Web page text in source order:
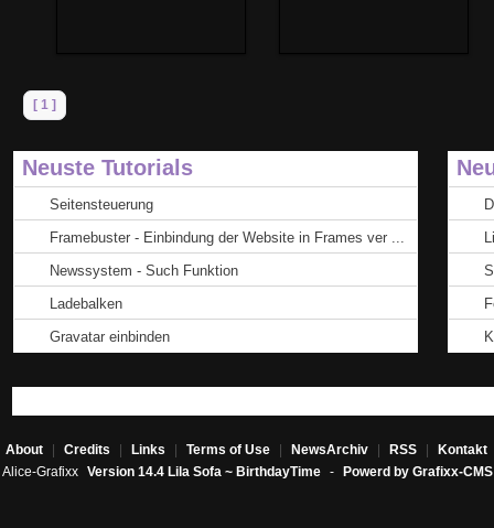
[ 1 ]
Neuste Tutorials
Seitensteuerung
Framebuster - Einbindung der Website in Frames ver ...
Newssystem - Such Funktion
Ladebalken
Gravatar einbinden
About Credits Links Terms of Use NewsArchiv RSS Kontakt
Alice-Grafixx Version 14.4 Lila Sofa ~ BirthdayTime - Powerd by Grafixx-CMS